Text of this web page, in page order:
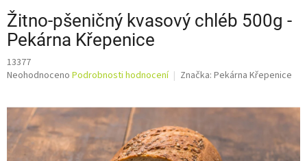
Žitno-pšeničný kvasový chléb 500g -
Pekárna Křepenice
13377
Průměrné
0,0
z
Neohodnoceno Podrobnosti hodnocení Značka: Pekárna Křepenice